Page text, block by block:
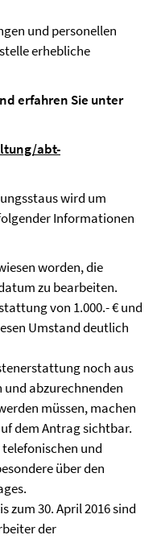
und personellen
erhebliche
erfahren Sie unter
abt-
wird um
Informationen
worden, die
zu bearbeiten.
von 1.000.- € und
Umstand deutlich
noch aus
und abzurechnenden
müssen, machen
dem Antrag sichtbar.
und
über den
zum 30. April 2016 sind
der